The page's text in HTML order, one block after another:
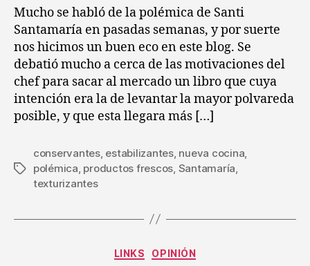
entrada
entrada
Mucho se habló de la polémica de Santi
Santamaría en pasadas semanas, y por suerte
nos hicimos un buen eco en este blog. Se
debatió mucho a cerca de las motivaciones del
chef para sacar al mercado un libro que cuya
intención era la de levantar la mayor polvareda
posible, y que esta llegara más […]
Etiquetas
conservantes, estabilizantes, nueva cocina
polémica productos frescos Santamaría
texturizantes
Categorías
LINKS OPINIÓN